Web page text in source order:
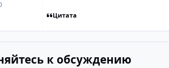
Цитата
к обсуждению